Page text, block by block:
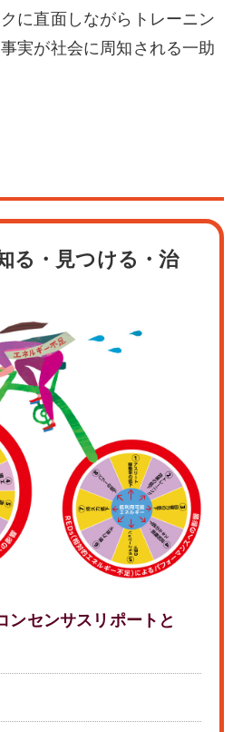
に直面しながらトレーニン
実が社会に周知される一助
る・見つける・治
ンセンサスリポートと